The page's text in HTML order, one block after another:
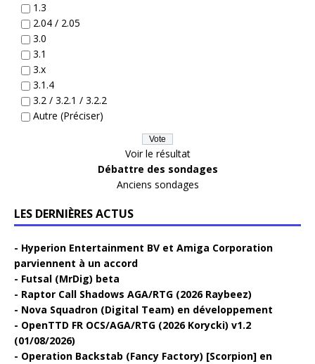
1.3
2.04 / 2.05
3.0
3.1
3.x
3.1.4
3.2 / 3.2.1 / 3.2.2
Autre (Préciser)
Voir le résultat
Débattre des sondages
Anciens sondages
LES DERNIÈRES ACTUS
Hyperion Entertainment BV et Amiga Corporation
parviennent à un accord
Futsal (MrDig) beta
Raptor Call Shadows AGA/RTG (2026 Raybeez)
Nova Squadron (Digital Team) en développement
OpenTTD FR OCS/AGA/RTG (2026 Korycki) v1.2
(01/08/2026)
Operation Backstab (Fancy Factory) [Scorpion] en